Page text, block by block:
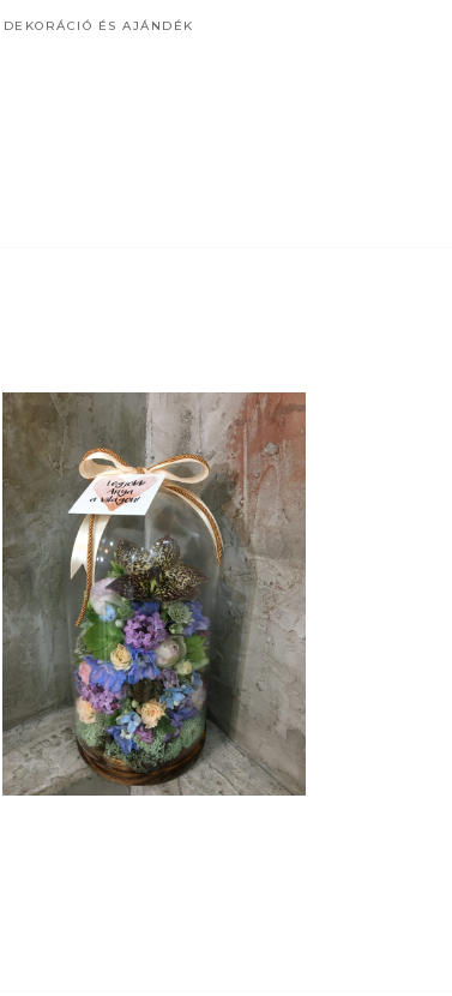
DEKORÁCIÓ ÉS AJÁNDÉK
VIRÁGOK ÜVEGBÚRÁBAN
DEKORÁCIÓ ÉS AJÁNDÉK